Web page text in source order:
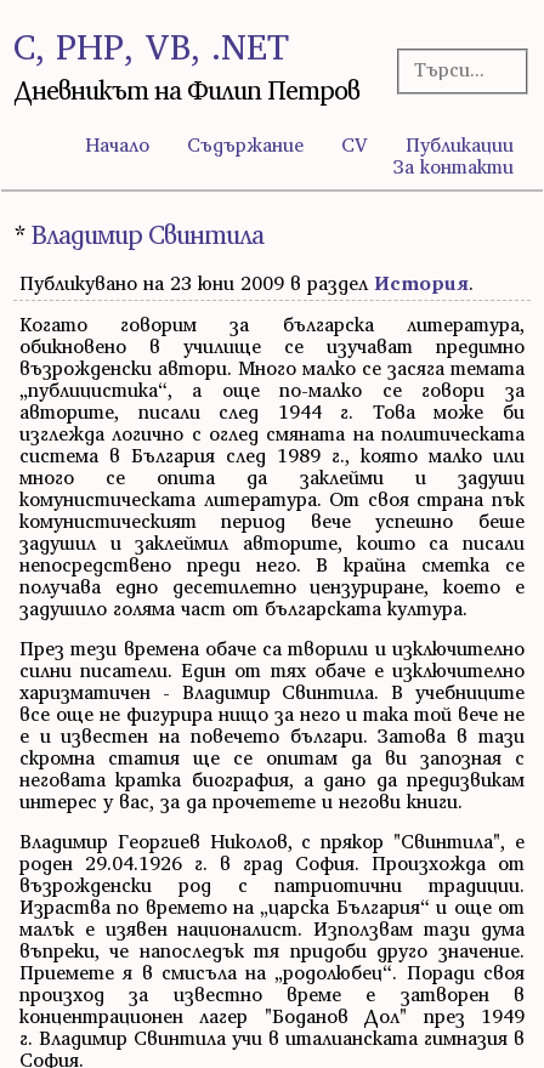
C, PHP, VB, .NET
Дневникът на Филип Петров
Начало Съдържание CV
Публикации
За контакти
*Владимир Свинтила
Публикувано на 23 юни 2009 в раздел История.
Когато говорим за българска литература,
обикновено в училище се изучават предимно
възрожденски автори. Много малко се засяга темата
„публицистика“, а още по-малко се говори за
авторите, писали след 1944 г. Това може би
изглежда логично с оглед смяната на политическата
система в България след 1989 г., която малко или
много се опита да заклейми и задуши
комунистическата литература. От своя страна пък
комунистическият период вече успешно беше
задушил и заклеймил авторите, които са писали
непосредствено преди него. В крайна сметка се
получава едно десетилетно цензуриране, което е
задушило голяма част от българската култура.
През тези времена обаче са творили и изключително
силни писатели. Един от тях обаче е изключително
харизматичен - Владимир Свинтила. В учебниците
все още не фигурира нищо за него и така той вече не
е и известен на повечето българи. Затова в тази
скромна статия ще се опитам да ви запозная с
неговата кратка биография, а дано да предизвикам
интерес у вас, за да прочетете и негови книги.
Владимир Георгиев Николов, с прякор "Свинтила", е
роден 29.04.1926 г. в град София. Произхожда от
възрожденски род с патриотични традиции.
Израства по времето на „царска България“ и още от
малък е изявен националист. Използвам тази дума
въпреки, че напоследък тя придоби друго значение.
Приемете я в смисъла на „родолюбец“. Поради своя
произход за известно време е затворен в
концентрационен лагер "Боданов Дол" през 1949
г. Владимир Свинтила учи в италианската гимназия в
София.